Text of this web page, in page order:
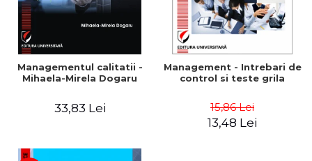
Managementul calitatii -
Mihaela-Mirela Dogaru
33,83 Lei
Management - Intrebari de
control si teste grila
15,86 Lei
13,48 Lei